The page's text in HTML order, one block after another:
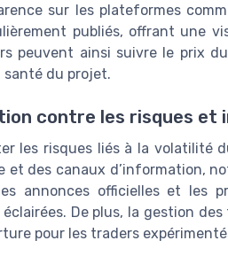
sur les plateformes
publiés, offrant une
peuvent ainsi suivre le prix
santé du projet.
contre les risques et
les risques liés à la volatilité
et des canaux d’information,
annonces officielles et les
éclairées. De plus, la gestion
pour les traders